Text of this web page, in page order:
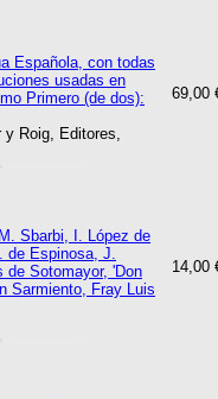
69,00
Española, con todas
usadas en
Primero (de dos):
y Roig, Editores,
14,00
Sbarbi, I. López de
de Espinosa, J.
de Sotomayor, 'Don
Sarmiento, Fray Luis